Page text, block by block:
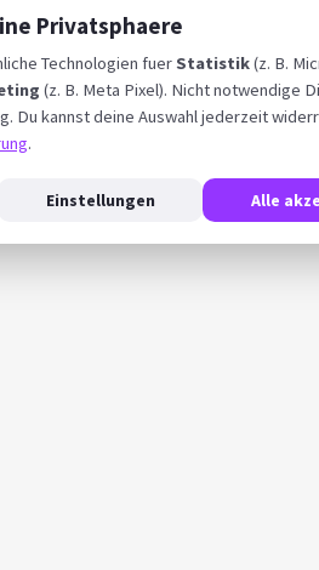
Privatsphaere
Technologien fuerStatistik(z. B.
(z. B. Meta Pixel). Nicht notwendige
Du kannst deine Auswahl jederzeit
.
Einstellungen Alle